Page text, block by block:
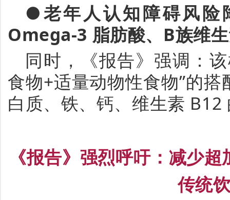
●老年人认知障碍风险
Omega-3 脂肪酸、 B族维
同时，
《报告》 强调：
食物+适量动物性食物”的搭
白质、铁、钙、维生素 B12
《报告》强烈呼吁：减少
传统